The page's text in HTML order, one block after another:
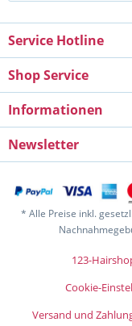
Service Hotline
Shop Service
Informationen
Newsletter
* Alle Preise inkl.
123-
Cookie-
Versand und